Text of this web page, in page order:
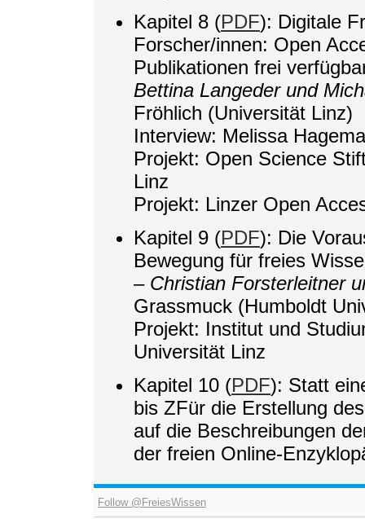
Kapitel 8 (PDF): Digitale
Forscher/innen: Open
Publikationen frei
Bettina Langeder und
Fröhlich (Universität Linz)
Interview: Melissa
Projekt: Open Science
Linz
Projekt: Linzer Open
Kapitel 9 (PDF): Die
Bewegung für freies
– Christian Forsterleitner
Grassmuck (Humboldt
Projekt: Institut und
Universität Linz
Kapitel 10 (PDF): Statt
bis ZFür die Erstellung
auf die Beschreibungen
der freien Online-
Follow @FreiesWissen